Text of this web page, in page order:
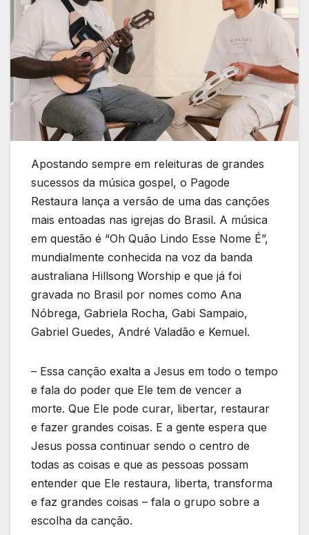
Apostando sempre em releituras de grandes
sucessos da música gospel, o Pagode
Restaura lança a versão de uma das canções
mais entoadas nas igrejas do Brasil. A música
em questão é “Oh Quão Lindo Esse Nome É”,
mundialmente conhecida na voz da banda
australiana Hillsong Worship e que já foi
gravada no Brasil por nomes como Ana
Nóbrega, Gabriela Rocha, Gabi Sampaio,
Gabriel Guedes, André Valadão e Kemuel.
– Essa canção exalta a Jesus em todo o tempo
e fala do poder que Ele tem de vencer a
morte. Que Ele pode curar, libertar, restaurar
e fazer grandes coisas. E a gente espera que
Jesus possa continuar sendo o centro de
todas as coisas e que as pessoas possam
entender que Ele restaura, liberta, transforma
e faz grandes coisas – fala o grupo sobre a
escolha da canção.